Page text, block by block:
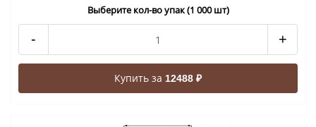
Выберите кол-во упак (1 000 шт)
- +
Купить за 12488 ₽